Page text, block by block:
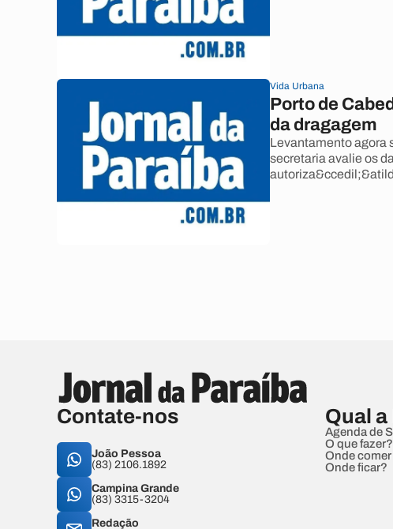
Vida Urbana
Porto de
da dragagem
Levantamento agora
secretaria avalie os
Contate-nos
João Pessoa
(83) 2106.1892
Campina Grande
(83) 3315-3204
Redação
Qual a
Agenda de
O que fazer?
Onde comer
Onde ficar?